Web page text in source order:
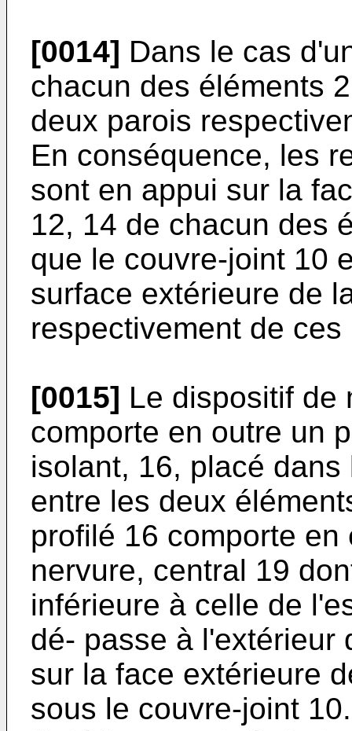
[0014] Dans le cas
chacun des éléments
deux parois
En conséquence, les
sont en appui sur la
12, 14 de chacun des
que le couvre-joint 10
surface extérieure de
respectivement de
[0015] Le dispositif de
comporte en outre un
isolant, 16, placé
entre les deux
profilé 16 comporte
nervure, central 19
inférieure à celle de
dé- passe à l'extérieur
sur la face extérieure
sous le couvre-joint